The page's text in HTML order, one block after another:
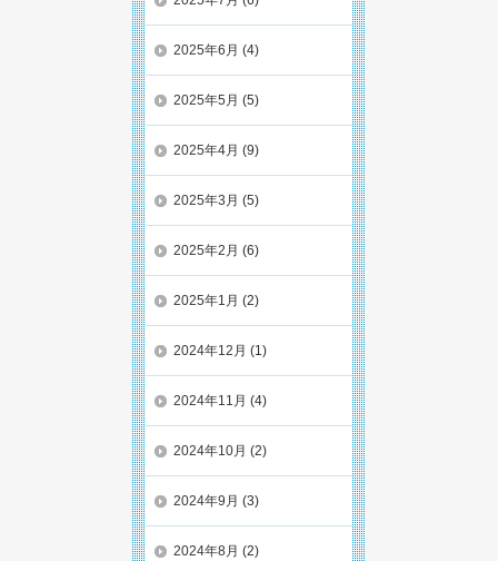
2025年6月 (4)
2025年5月 (5)
2025年4月 (9)
2025年3月 (5)
2025年2月 (6)
2025年1月 (2)
2024年12月 (1)
2024年11月 (4)
2024年10月 (2)
2024年9月 (3)
2024年8月 (2)